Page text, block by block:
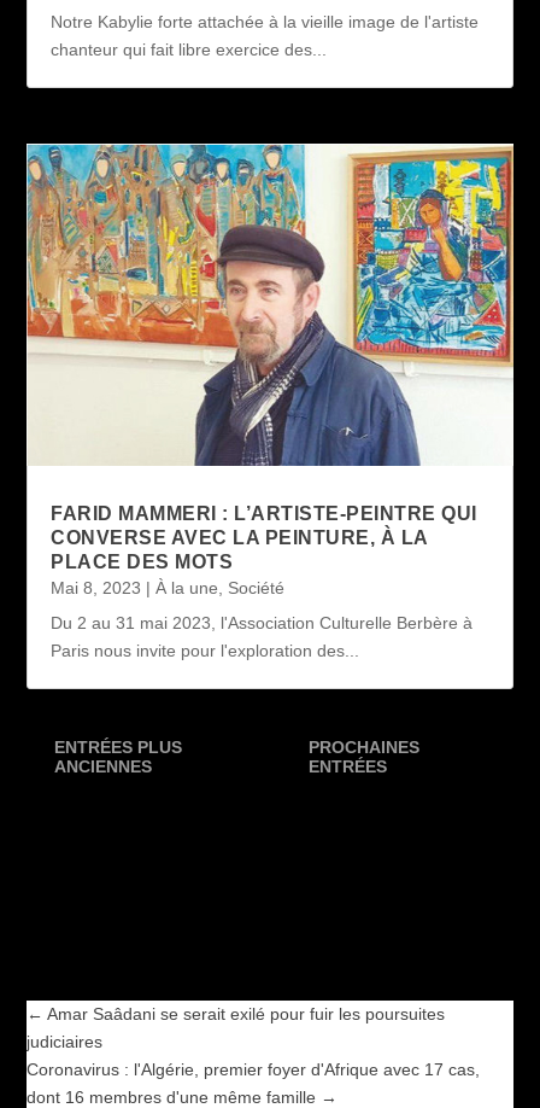
Notre Kabylie forte attachée à la vieille image de l'artiste
chanteur qui fait libre exercice des...
FARID MAMMERI : L’ARTISTE-PEINTRE QUI
CONVERSE AVEC LA PEINTURE, À LA
PLACE DES MOTS
Mai 8, 2023 |À la une
Société
Du 2 au 31 mai 2023, l'Association Culturelle Berbère à
Paris nous invite pour l'exploration des...
ENTRÉES PLUS
ANCIENNES
PROCHAINES
ENTRÉES
←Amar Saâdani se serait exilé pour fuir les poursuites
judiciaires
Coronavirus : l'Algérie, premier foyer d'Afrique avec 17 cas,
dont 16 membres d'une même famille →